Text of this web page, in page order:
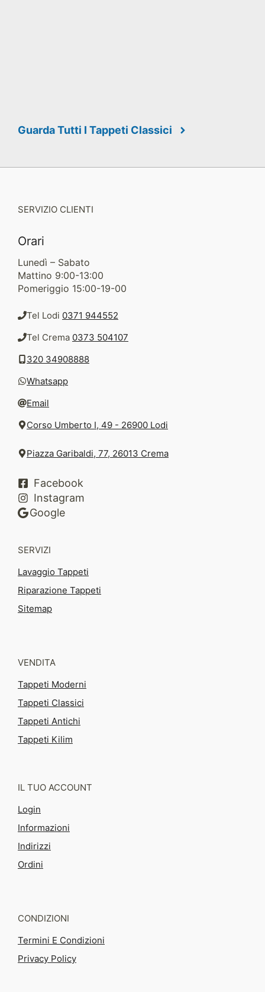
Guarda Tutti I Tappeti Classici
SERVIZIO CLIENTI
Orari
Lunedì – Sabato
Mattino 9:00-13:00
Pomeriggio 15:00-19-00
Tel Lodi 0371 944552
Tel Crema 0373 504107
320 34908888
Whatsapp
Email
Corso Umberto I, 49 - 26900 Lodi
Piazza Garibaldi, 77, 26013 Crema
Facebook
Instagram
Google
SERVIZI
Lavaggio Tappeti
Riparazione Tappeti
Sitemap
VENDITA
Tappeti Moderni
Tappeti Classici
Tappeti Antichi
Tappeti Kilim
IL TUO ACCOUNT
Login
Informazioni
Indirizzi
Ordini
CONDIZIONI
Termini E Condizioni
Privacy Policy